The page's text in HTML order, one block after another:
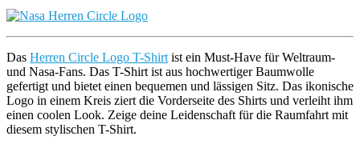
Das Herren Circle Logo T-Shirt ist ein Must-Have für Weltraum-
und Nasa-Fans. Das T-Shirt ist aus hochwertiger Baumwolle
gefertigt und bietet einen bequemen und lässigen Sitz. Das ikonische
Logo in einem Kreis ziert die Vorderseite des Shirts und verleiht ihm
einen coolen Look. Zeige deine Leidenschaft für die Raumfahrt mit
diesem stylischen T-Shirt.